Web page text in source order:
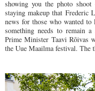
showing you the photo
staying makeup that Frederic
news for those who wanted
something needs to remain
Prime Minister Taavi Rõivas
the Uue Maailma festival. The